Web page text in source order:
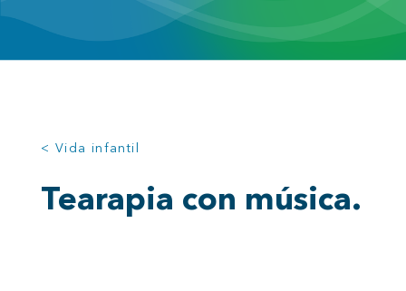
< Vida infantil
Tearapia con música.